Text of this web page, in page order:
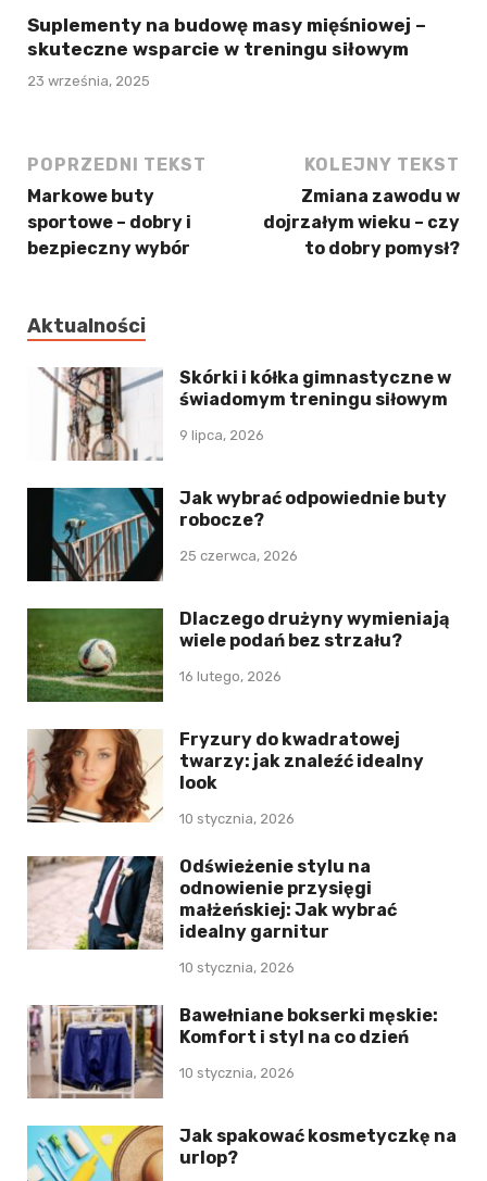
Suplementy na budowę masy mięśniowej –
skuteczne wsparcie w treningu siłowym
23 września, 2025
POPRZEDNI TEKST
Markowe buty
sportowe – dobry i
bezpieczny wybór
KOLEJNY TEKST
Zmiana zawodu w
dojrzałym wieku – czy
to dobry pomysł?
Aktualności
Skórki i kółka gimnastyczne w
świadomym treningu siłowym
9 lipca, 2026
Jak wybrać odpowiednie buty
robocze?
25 czerwca, 2026
Dlaczego drużyny wymieniają
wiele podań bez strzału?
16 lutego, 2026
Fryzury do kwadratowej
twarzy: jak znaleźć idealny
look
10 stycznia, 2026
Odświeżenie stylu na
odnowienie przysięgi
małżeńskiej: Jak wybrać
idealny garnitur
10 stycznia, 2026
Bawełniane bokserki męskie:
Komfort i styl na co dzień
10 stycznia, 2026
Jak spakować kosmetyczkę na
urlop?